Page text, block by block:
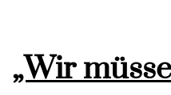
„Wir